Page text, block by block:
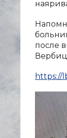
после
https://